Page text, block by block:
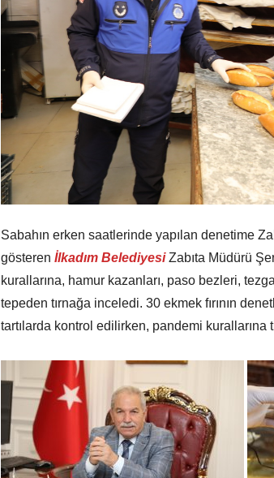
Sabahın erken saatlerinde yapılan denetime
gösteren İlkadım BelediyesiZabıta Müdürü
kurallarına, hamur kazanları, paso bezleri,
tepeden tırnağa inceledi. 30 ekmek fırının
tartılarda kontrol edilirken, pandemi